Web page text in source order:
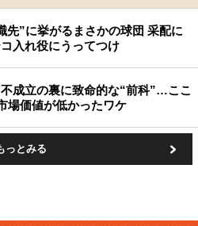
先”に挙がるまさかの球団 采配に
入れ役にうってつけ
成立の裏に致命的な“前科”…ここ
場価値が低かったワケ
っとみる